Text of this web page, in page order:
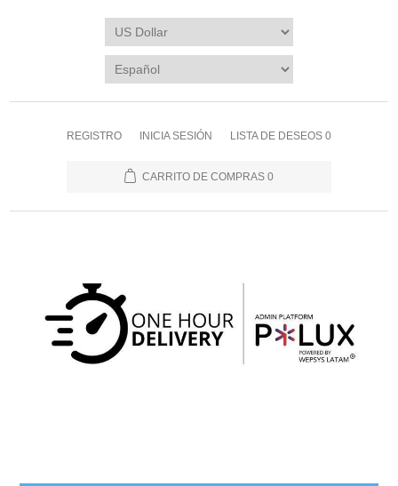
REGISTRO INICIA SESIÓN LISTA DE DESEOS 0
CARRITO DE COMPRAS 0